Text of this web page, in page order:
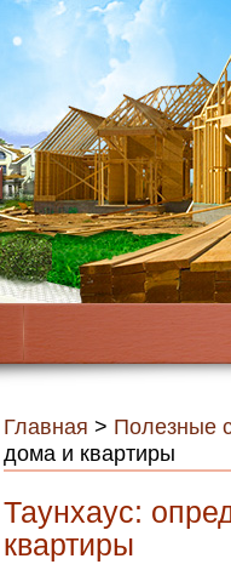
Главная > Полезные
дома и квартиры
Таунхаус:
квартиры